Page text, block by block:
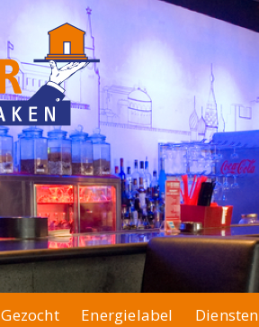
Gezocht Energielabel Diensten